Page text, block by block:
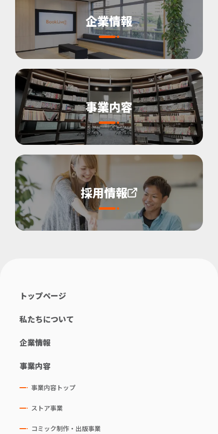
企業情報
事業内容
採用情報
トップページ
私たちについて
企業情報
事業内容
事業内容トップ
ストア事業
コミック制作・出版事業